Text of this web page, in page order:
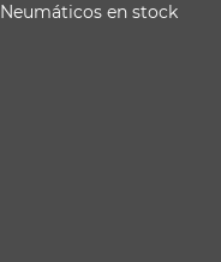
Neumáticos en stock